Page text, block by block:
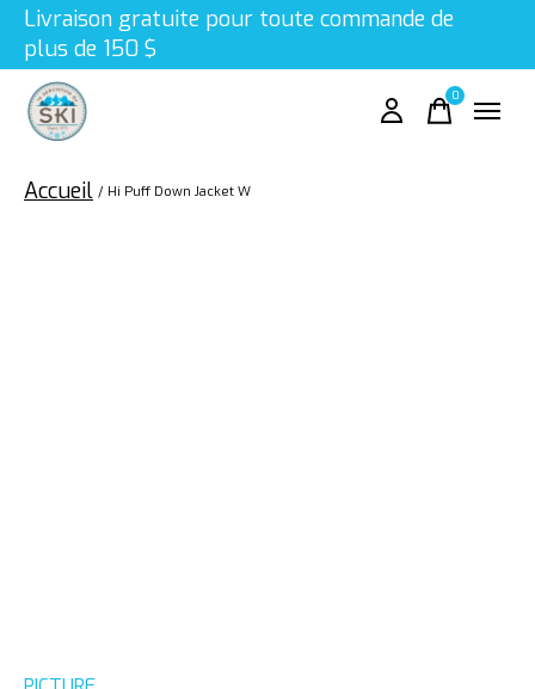
Livraison gratuite pour toute commande de
plus de 150 $
0items
Accueil / Hi Puff Down Jacket W